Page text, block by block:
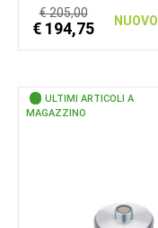
€ 205,00
€ 194,75 NUOVO
ULTIMI ARTICOLI A
MAGAZZINO